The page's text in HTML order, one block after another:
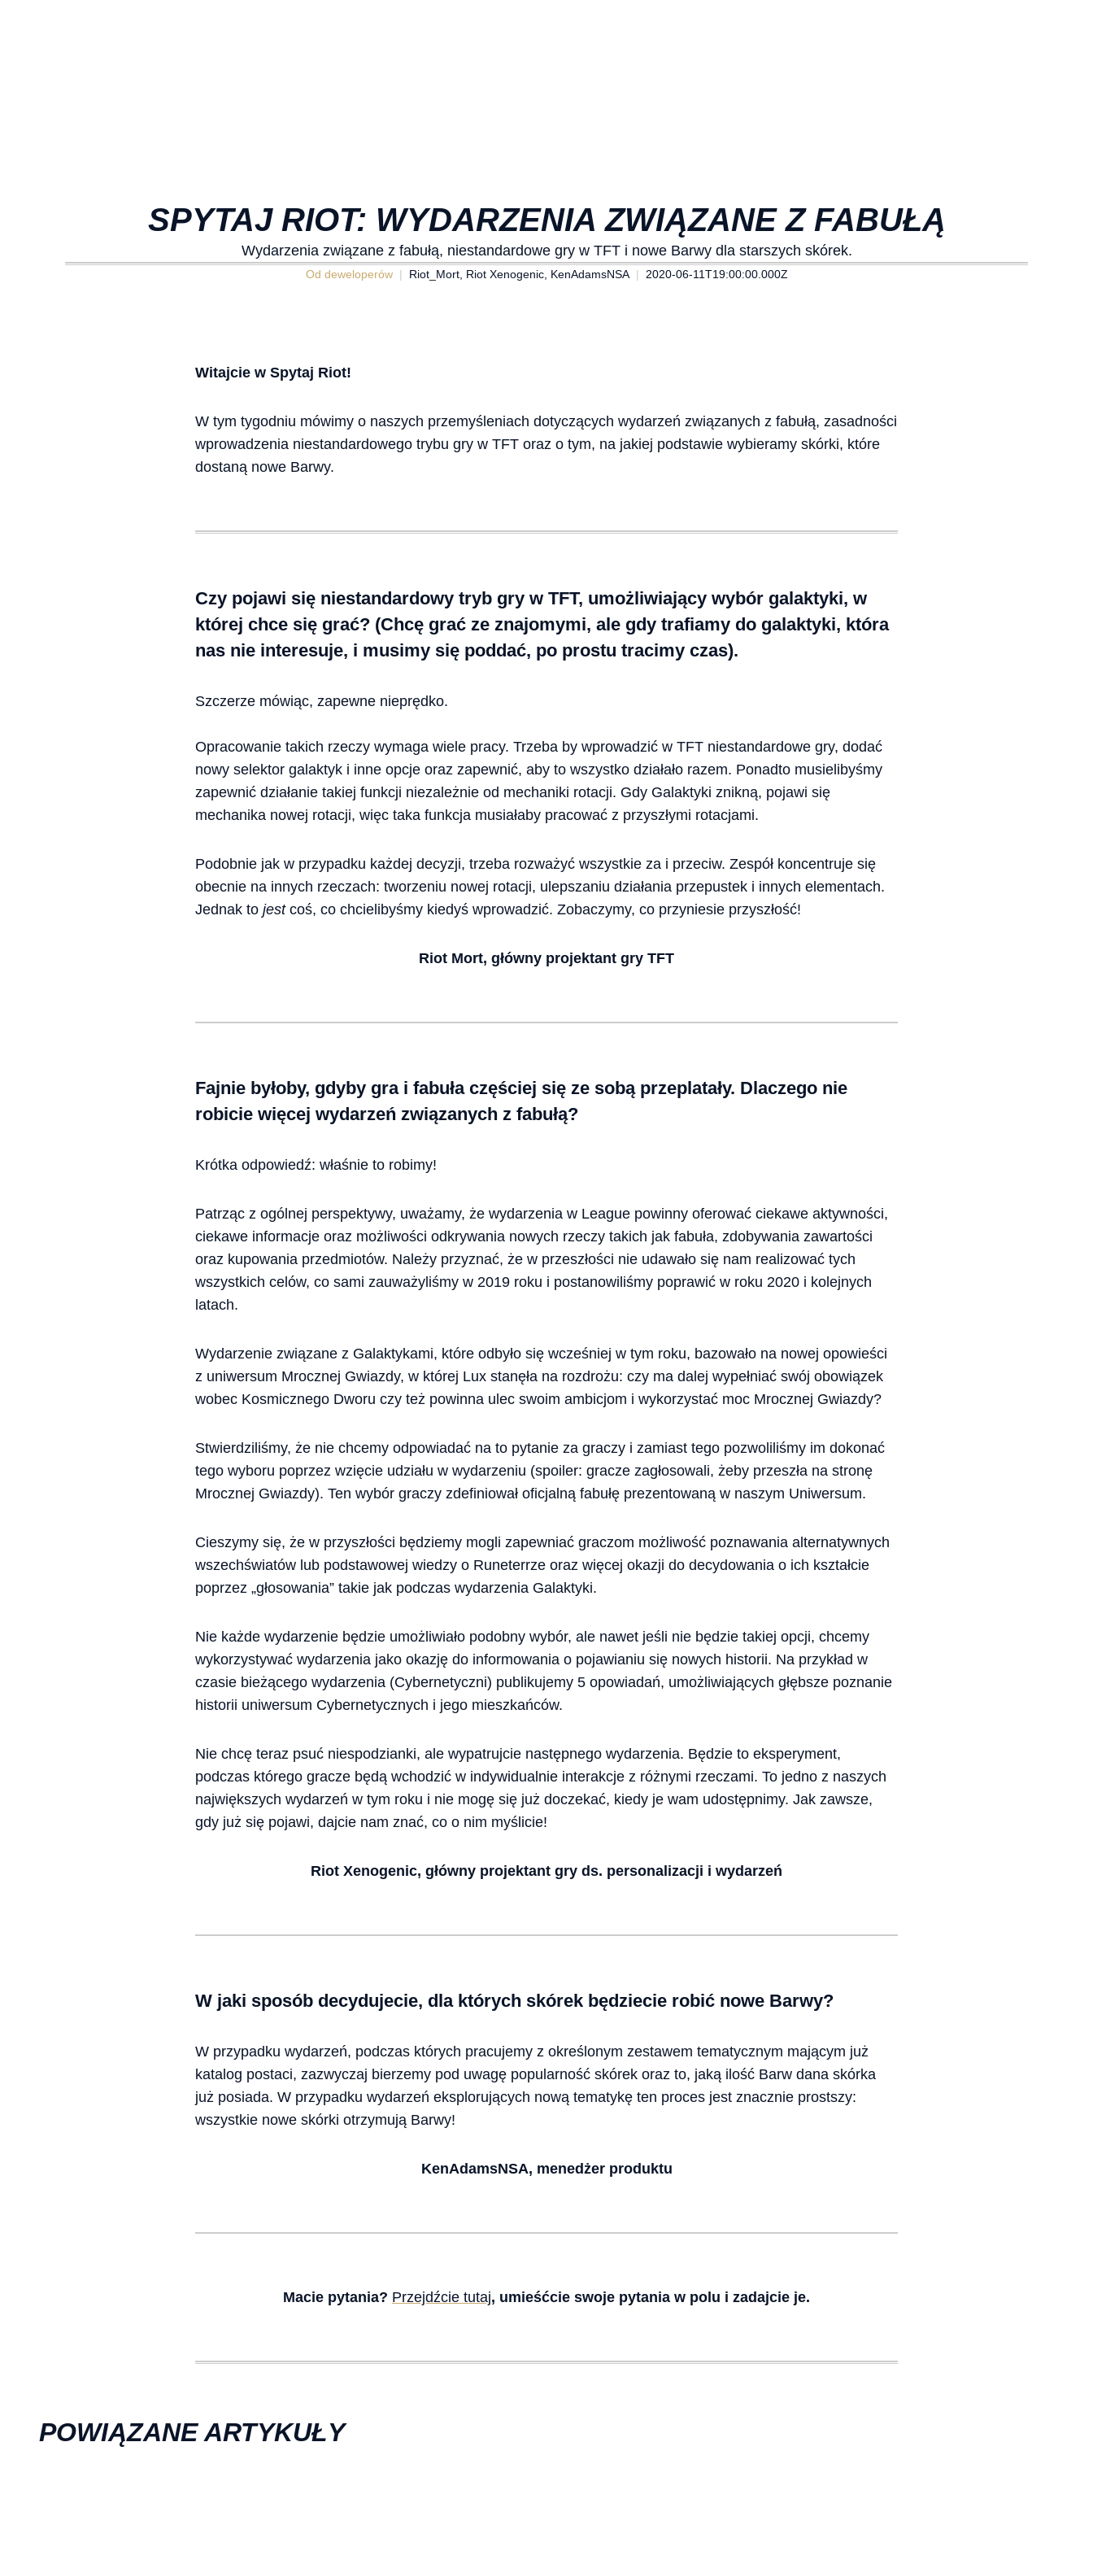
SPYTAJ RIOT: WYDARZENIA ZWIĄZANE Z FABUŁĄ
Wydarzenia związane z fabułą, niestandardowe gry w TFT i nowe Barwy dla starszych skórek.
Od deweloperów Riot_Mort, Riot Xenogenic, KenAdamsNSA 2020-06-11T19:00:00.000Z
Witajcie w Spytaj Riot!
W tym tygodniu mówimy o naszych przemyśleniach dotyczących wydarzeń związanych z fabułą, zasadności
wprowadzenia niestandardowego trybu gry w TFT oraz o tym, na jakiej podstawie wybieramy skórki, które
dostaną nowe Barwy.
Czy pojawi się niestandardowy tryb gry w TFT, umożliwiający wybór galaktyki, w
której chce się grać? (Chcę grać ze znajomymi, ale gdy trafiamy do galaktyki, która
nas nie interesuje, i musimy się poddać, po prostu tracimy czas).
Szczerze mówiąc, zapewne nieprędko.
Opracowanie takich rzeczy wymaga wiele pracy. Trzeba by wprowadzić w TFT niestandardowe gry, dodać
nowy selektor galaktyk i inne opcje oraz zapewnić, aby to wszystko działało razem. Ponadto musielibyśmy
zapewnić działanie takiej funkcji niezależnie od mechaniki rotacji. Gdy Galaktyki znikną, pojawi się
mechanika nowej rotacji, więc taka funkcja musiałaby pracować z przyszłymi rotacjami.
Podobnie jak w przypadku każdej decyzji, trzeba rozważyć wszystkie za i przeciw. Zespół koncentruje się
obecnie na innych rzeczach: tworzeniu nowej rotacji, ulepszaniu działania przepustek i innych elementach.
Jednak to jestcoś, co chcielibyśmy kiedyś wprowadzić. Zobaczymy, co przyniesie przyszłość!
Riot Mort, główny projektant gry TFT
Fajnie byłoby, gdyby gra i fabuła częściej się ze sobą przeplatały. Dlaczego nie
robicie więcej wydarzeń związanych z fabułą?
Krótka odpowiedź: właśnie to robimy!
Patrząc z ogólnej perspektywy, uważamy, że wydarzenia w League powinny oferować ciekawe aktywności,
ciekawe informacje oraz możliwości odkrywania nowych rzeczy takich jak fabuła, zdobywania zawartości
oraz kupowania przedmiotów. Należy przyznać, że w przeszłości nie udawało się nam realizować tych
wszystkich celów, co sami zauważyliśmy w 2019 roku i postanowiliśmy poprawić w roku 2020 i kolejnych
latach.
Wydarzenie związane z Galaktykami, które odbyło się wcześniej w tym roku, bazowało na nowej opowieści
z uniwersum Mrocznej Gwiazdy, w której Lux stanęła na rozdrożu: czy ma dalej wypełniać swój obowiązek
wobec Kosmicznego Dworu czy też powinna ulec swoim ambicjom i wykorzystać moc Mrocznej Gwiazdy?
Stwierdziliśmy, że nie chcemy odpowiadać na to pytanie za graczy i zamiast tego pozwoliliśmy im dokonać
tego wyboru poprzez wzięcie udziału w wydarzeniu (spoiler: gracze zagłosowali, żeby przeszła na stronę
Mrocznej Gwiazdy). Ten wybór graczy zdefiniował oficjalną fabułę prezentowaną w naszym Uniwersum.
Cieszymy się, że w przyszłości będziemy mogli zapewniać graczom możliwość poznawania alternatywnych
wszechświatów lub podstawowej wiedzy o Runeterrze oraz więcej okazji do decydowania o ich kształcie
poprzez „głosowania” takie jak podczas wydarzenia Galaktyki.
Nie każde wydarzenie będzie umożliwiało podobny wybór, ale nawet jeśli nie będzie takiej opcji, chcemy
wykorzystywać wydarzenia jako okazję do informowania o pojawianiu się nowych historii. Na przykład w
czasie bieżącego wydarzenia (Cybernetyczni) publikujemy 5 opowiadań, umożliwiających głębsze poznanie
historii uniwersum Cybernetycznych i jego mieszkańców.
Nie chcę teraz psuć niespodzianki, ale wypatrujcie następnego wydarzenia. Będzie to eksperyment,
podczas którego gracze będą wchodzić w indywidualnie interakcje z różnymi rzeczami. To jedno z naszych
największych wydarzeń w tym roku i nie mogę się już doczekać, kiedy je wam udostępnimy. Jak zawsze,
gdy już się pojawi, dajcie nam znać, co o nim myślicie!
Riot Xenogenic, główny projektant gry ds. personalizacji i wydarzeń
W jaki sposób decydujecie, dla których skórek będziecie robić nowe Barwy?
W przypadku wydarzeń, podczas których pracujemy z określonym zestawem tematycznym mającym już
katalog postaci, zazwyczaj bierzemy pod uwagę popularność skórek oraz to, jaką ilość Barw dana skórka
już posiada. W przypadku wydarzeń eksplorujących nową tematykę ten proces jest znacznie prostszy:
wszystkie nowe skórki otrzymują Barwy!
KenAdamsNSA, menedżer produktu
Macie pytania? Przejdźcie tutaj, umieśćcie swoje pytania w polu i zadajcie je.
POWIĄZANE ARTYKUŁY